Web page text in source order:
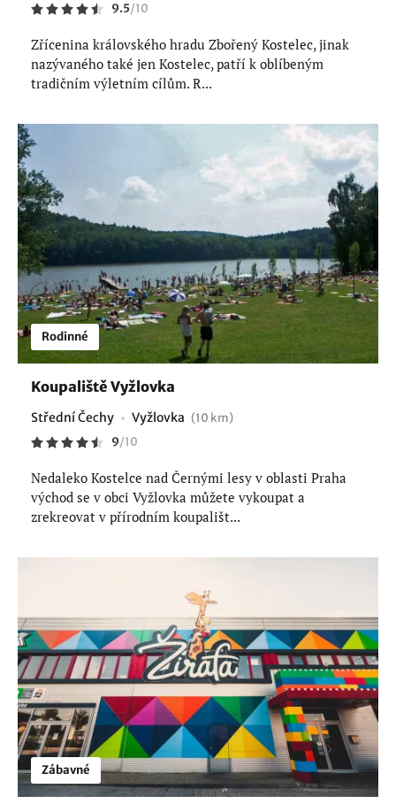
9.5/10
Zřícenina královského hradu Zbořený Kostelec, jinak
nazývaného také jen Kostelec, patří k oblíbeným
tradičním výletním cílům. R...
Rodinné
Koupaliště Vyžlovka
Střední Čechy Vyžlovka (10 km)
9/10
Nedaleko Kostelce nad Černými lesy v oblasti Praha
východ se v obci Vyžlovka můžete vykoupat a
zrekreovat v přírodním koupališt...
Zábavné